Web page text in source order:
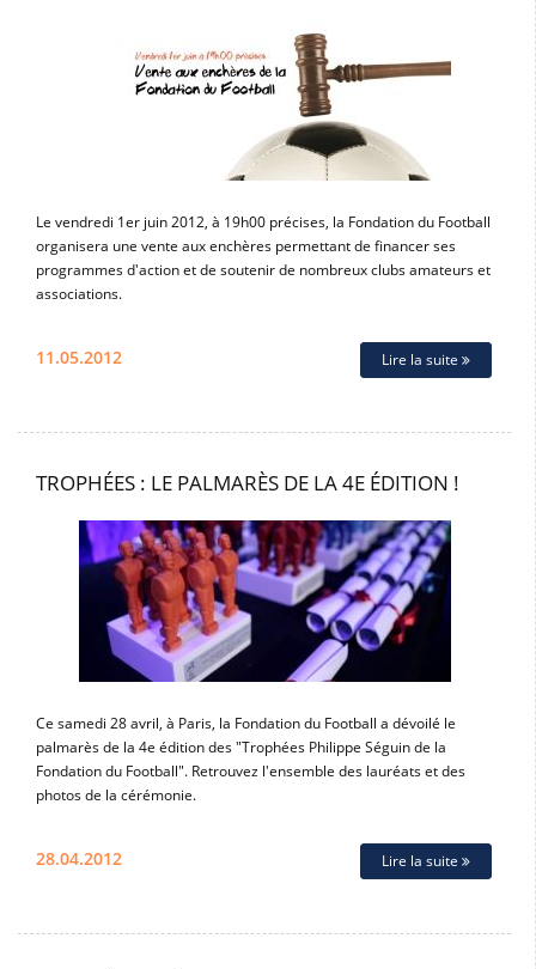
Le vendredi 1er juin 2012, à 19h00 précises, la Fondation du Football
organisera une vente aux enchères permettant de financer ses
programmes d'action et de soutenir de nombreux clubs amateurs et
associations.
11.05.2012 Lire la suite
TROPHÉES : LE PALMARÈS DE LA 4E ÉDITION !
Ce samedi 28 avril, à Paris, la Fondation du Football a dévoilé le
palmarès de la 4e édition des "Trophées Philippe Séguin de la
Fondation du Football". Retrouvez l'ensemble des lauréats et des
photos de la cérémonie.
28.04.2012 Lire la suite